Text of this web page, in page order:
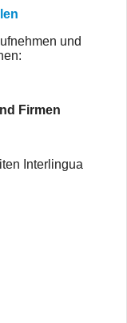
und
Firmen
Interlingua